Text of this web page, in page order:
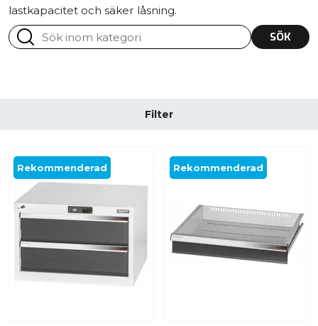
lastkapacitet och säker låsning.
SÖK
Filter
Rekommenderad Rekommenderad